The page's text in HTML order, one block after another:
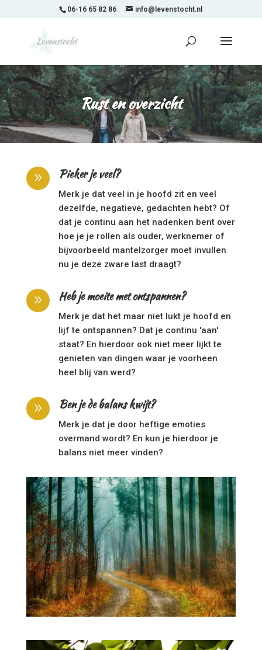
06-16 65 82 86 info@levenstocht.nl
Rust en overzicht
9 Pieker je veel?
Merk je dat veel in je hoofd zit en veel
dezelfde, negatieve, gedachten hebt? Of
dat je continu aan het nadenken bent over
hoe je je rollen als ouder, werknemer of
bijvoorbeeld mantelzorger moet invullen
nu je deze zware last draagt?
9 Heb je moeite met ontspannen?
Merk je dat het maar niet lukt je hoofd en
lijf te ontspannen? Dat je continu 'aan'
staat? En hierdoor ook niet meer lijkt te
genieten van dingen waar je voorheen
heel blij van werd?
9 Ben je de balans kwijt?
Merk je dat je door heftige emoties
overmand wordt? En kun je hierdoor je
balans niet meer vinden?